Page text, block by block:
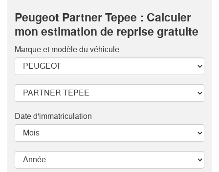
Peugeot Partner Tepee : Calculer
mon estimation de reprise gratuite
Marque et modèle du véhicule
Date d'immatriculation